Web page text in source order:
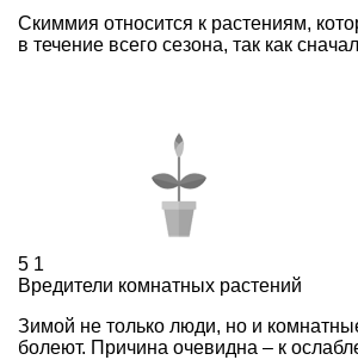
Скиммия относится к растениям,
в течение всего сезона, так как
5 1
Вредители комнатных растений
Зимой не только люди, но и
болеют. Причина очевидна – к